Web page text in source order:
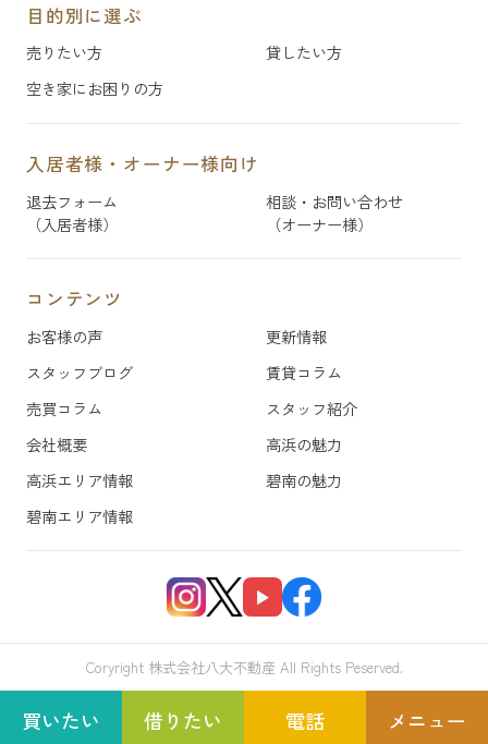
目的別に選ぶ
売りたい方
貸したい方
空き家にお困りの方
入居者様・オーナー様向け
退去フォーム
（入居者様）
相談・お問い合わせ
（オーナー様）
コンテンツ
お客様の声
更新情報
スタッフブログ
賃貸コラム
売買コラム
スタッフ紹介
会社概要
高浜の魅力
高浜エリア情報
碧南の魅力
碧南エリア情報
Coryright 株式会社八大不動産 All Rights Peserved.
買いたい 借りたい 電話 メニュー